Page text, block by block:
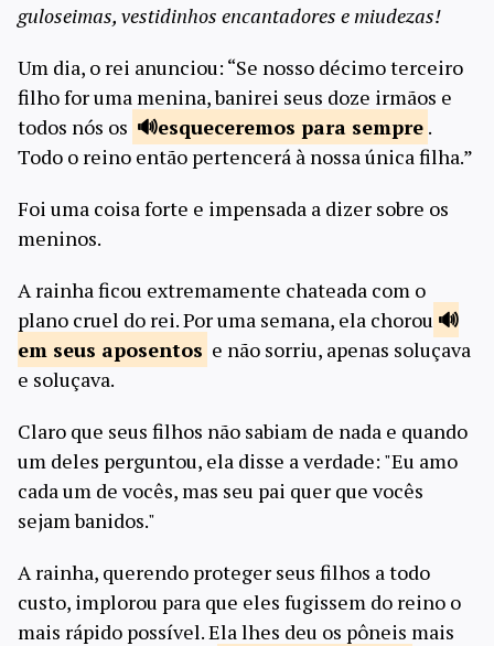
guloseimas, vestidinhos encantadores e miudezas!
Um dia, o rei anunciou: “Se nosso décimo terceiro
filho for uma menina, banirei seus doze irmãos e
todos nós os
esqueceremos para sempre .
Todo o reino então pertencerá à nossa única filha.”
Foi uma coisa forte e impensada a dizer sobre os
meninos.
A rainha ficou extremamente chateada com o
plano cruel do rei. Por uma semana, ela chorou
em seus aposentos e não sorriu, apenas soluçava
e soluçava.
Claro que seus filhos não sabiam de nada e quando
um deles perguntou, ela disse a verdade: "Eu amo
cada um de vocês, mas seu pai quer que vocês
sejam banidos."
A rainha, querendo proteger seus filhos a todo
custo, implorou para que eles fugissem do reino o
mais rápido possível. Ela lhes deu os pôneis mais